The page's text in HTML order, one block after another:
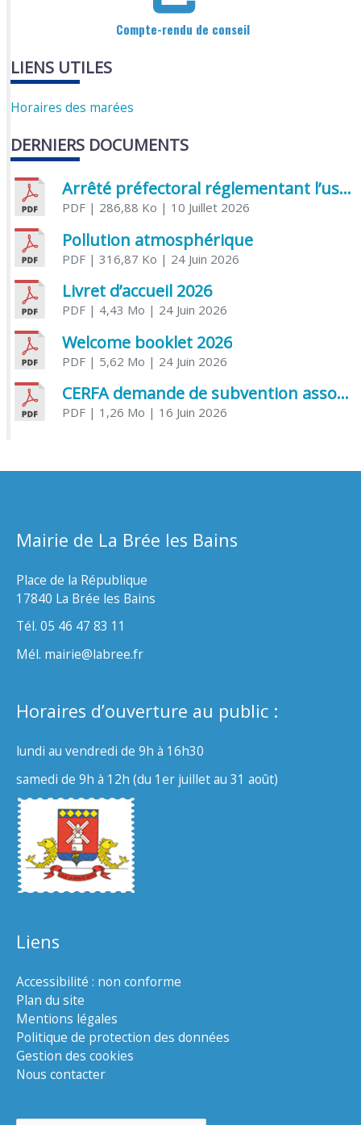
Compte-rendu de conseil
LIENS UTILES
Horaires des marées
DERNIERS DOCUMENTS
Arrêté préfectoral réglementant l’usage de l’eau
PDF| 286,88 Ko | 10 Juillet 2026
Pollution atmosphérique
PDF| 316,87 Ko | 24 Juin 2026
Livret d’accueil 2026
PDF| 4,43 Mo | 24 Juin 2026
Welcome booklet 2026
PDF| 5,62 Mo | 24 Juin 2026
CERFA demande de subvention association
PDF| 1,26 Mo | 16 Juin 2026
Mairie de La Brée les Bains
Place de la République
17840 La Brée les Bains
Tél. 05 46 47 83 11
Mél. mairie@labree.fr
Horaires d’ouverture au public :
lundi au vendredi de 9h à 16h30
samedi de 9h à 12h (du 1er juillet au 31 août)
Liens
Accessibilité : non conforme
Plan du site
Mentions légales
Politique de protection des données
Gestion des cookies
Nous contacter